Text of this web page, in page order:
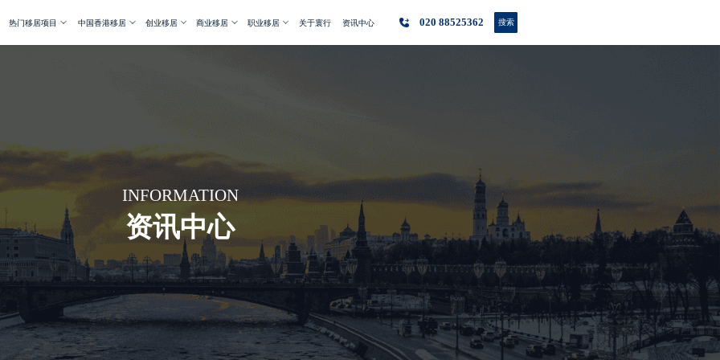
热门移居项目 中国香港移居 创业移居 商业移居 职业移居 关于寰行 资讯中心 020 88525362 搜索
INFORMATION
资讯中心